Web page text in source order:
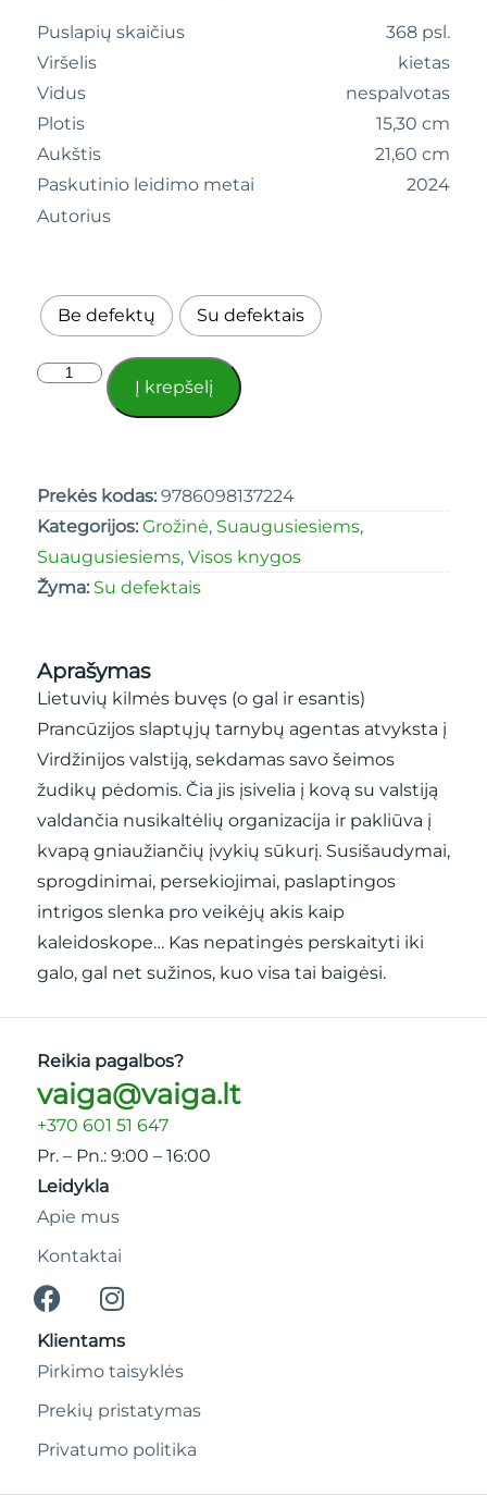
Puslapių skaičius
368 psl.
Viršelis
kietas
Vidus
nespalvotas
Plotis
15,30 cm
Aukštis
21,60 cm
Paskutinio leidimo metai
2024
Autorius
Be defektų Su defektais
Į krepšelį
Prekės kodas: 9786098137224
Kategorijos: Grožinė, Suaugusiesiems,
Suaugusiesiems, Visos knygos
Žyma: Su defektais
Aprašymas
Lietuvių kilmės buvęs (o gal ir esantis)
Prancūzijos slaptųjų tarnybų agentas atvyksta į
Virdžinijos valstiją, sekdamas savo šeimos
žudikų pėdomis. Čia jis įsivelia į kovą su valstiją
valdančia nusikaltėlių organizacija ir pakliūva į
kvapą gniaužiančių įvykių sūkurį. Susišaudymai,
sprogdinimai, persekiojimai, paslaptingos
intrigos slenka pro veikėjų akis kaip
kaleidoskope… Kas nepatingės perskaityti iki
galo, gal net sužinos, kuo visa tai baigėsi.
Reikia pagalbos?
vaiga@vaiga.lt
+370 601 51 647
Pr. – Pn.: 9:00 – 16:00
Leidykla
Apie mus
Kontaktai
Klientams
Pirkimo taisyklės
Prekių pristatymas
Privatumo politika